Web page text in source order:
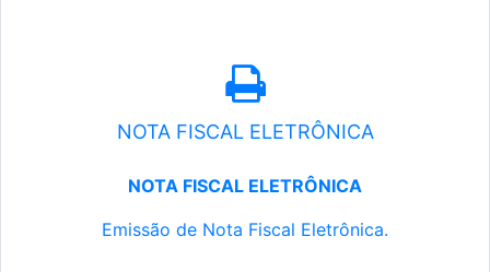
NOTA FISCAL ELETRÔNICA
NOTA FISCAL ELETRÔNICA
Emissão de Nota Fiscal Eletrônica.